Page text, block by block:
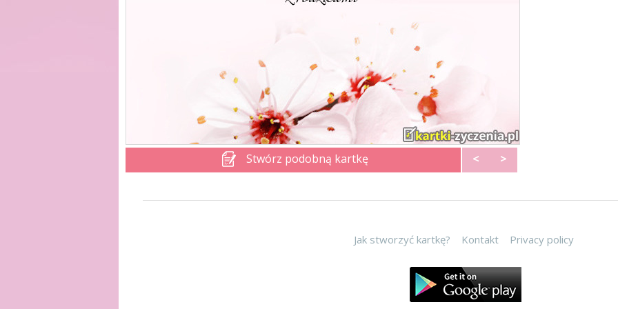
Stwórz podobną kartkę < >
Jak stworzyć kartkę? Kontakt Privacy policy